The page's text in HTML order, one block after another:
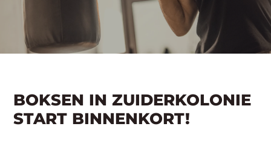
BOKSEN IN ZUIDERKOLONIE
START BINNENKORT!